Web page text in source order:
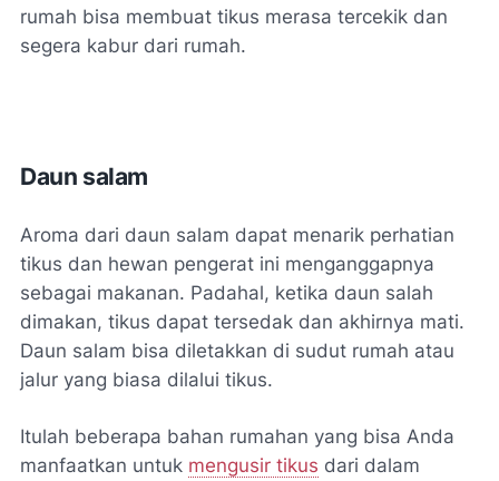
rumah bisa membuat tikus merasa tercekik dan
segera kabur dari rumah.
Daun salam
Aroma dari daun salam dapat menarik perhatian
tikus dan hewan pengerat ini menganggapnya
sebagai makanan. Padahal, ketika daun salah
dimakan, tikus dapat tersedak dan akhirnya mati.
Daun salam bisa diletakkan di sudut rumah atau
jalur yang biasa dilalui tikus.
Itulah beberapa bahan rumahan yang bisa Anda
manfaatkan untuk mengusir tikus dari dalam